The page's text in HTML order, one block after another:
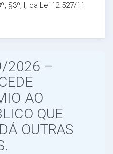
§3º, I, da Lei 12.527/11
2026 –
AO
QUE
OUTRAS